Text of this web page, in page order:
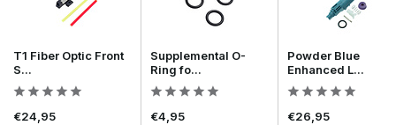
T1 Fiber Optic Front
S...
€24,95
Supplemental O-
Ring fo...
€4,95
Powder Blue
Enhanced L...
€26,95